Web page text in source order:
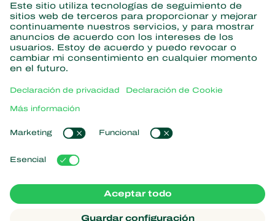
Suscríbase aquí
Partners with Nature
Avispas parasitarias
Nematodos beneficiosos
Microorganismos beneficiosos
Protección de cultivos
Acerca de Koppert
Novedades e información
Trabajar en Koppert
Enlaces populares
Experiencias de los usuarios
Koppert Global
Administrar cookies